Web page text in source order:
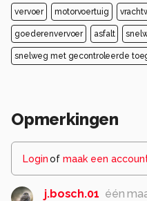
Groeten Jos Dries
Alle rechten voorbehouden
vervoer motorvoertuig
goederenvervoer asfalt
snelweg met gecontroleerde
Opmerkingen
Loginof maak een
j.bosch.01 één